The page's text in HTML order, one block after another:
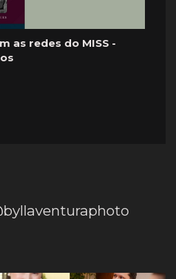
as redes do MISS -